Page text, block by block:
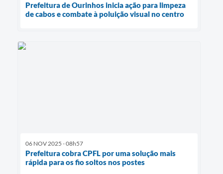
Prefeitura de Ourinhos inicia ação para limpeza
de cabos e combate à poluição visual no centro
06 NOV 2025 - 08h57
Prefeitura cobra CPFL por uma solução mais
rápida para os fio soltos nos postes